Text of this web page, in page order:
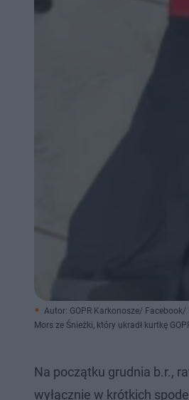
Autor: GOPR Karkonosze/ Facebook/
Mors ze Śnieżki, który ukradł kurtkę
Na początku grudnia b.r.,
wyłącznie w krótkich